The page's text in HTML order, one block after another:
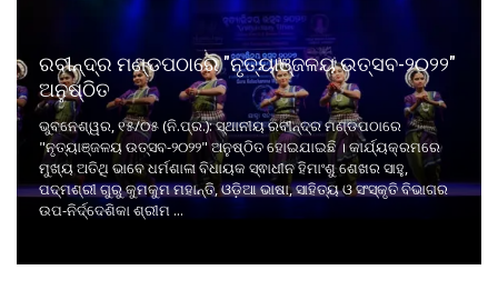
ରବୀନ୍ଦ୍ର ମଣ୍ଡପଠାରେ "ନୃତ୍ୟାଞ୍ଜଳୟ ଉତ୍ସବ-୨୦୨୨"
ଅନୁଷ୍ଠିତ
ଭୁବନେଶ୍ୱର, ୧୫/୦୫ (ନି.ପ୍ର.): ସ୍ଥାନୀୟ ରବୀନ୍ଦ୍ର ମଣ୍ଡପଠାରେ
"ନୃତ୍ୟାଞ୍ଜଳୟ ଉତ୍ସବ-୨୦୨୨" ଅନୁଷ୍ଠିତ ହୋଇଯାଇଛି । କାର୍ଯ୍ୟକ୍ରମରେ
ମୁଖ୍ୟ ଅତିଥି ଭାବେ ଧର୍ମଶାଳା ବିଧାୟକ ସ୍ଵାଧୀନ ହିମାଂଶୁ ଶେଖର ସାହୁ,
ପଦ୍ମଶ୍ରୀ ଗୁରୁ କୁମକୁମ ମହାନ୍ତି, ଓଡ଼ିଆ ଭାଷା, ସାହିତ୍ୟ ଓ ସଂସ୍କୃତି ବିଭାଗର
ଉପ-ନିର୍ଦ୍ଦେଶିକା ଶ୍ରୀମ ...